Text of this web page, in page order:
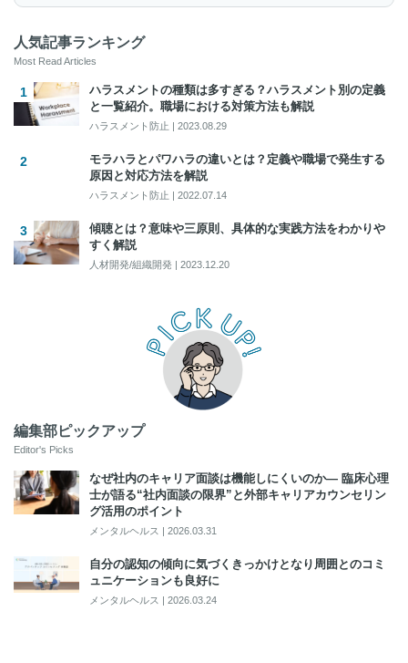
人気記事ランキング
Most Read Articles
ハラスメントの種類は多すぎる？ハラスメント別の定義
と一覧紹介。職場における対策方法も解説
ハラスメント防止 2023.08.29
モラハラとパワハラの違いとは？定義や職場で発生する
原因と対応方法を解説
ハラスメント防止 2022.07.14
傾聴とは？意味や三原則、具体的な実践方法をわかりや
すく解説
人材開発/組織開発 2023.12.20
編集部ピックアップ
Editor's Picks
なぜ社内のキャリア面談は機能しにくいのか― 臨床心理
士が語る“社内面談の限界”と外部キャリアカウンセリン
グ活用のポイント
メンタルヘルス | 2026.03.31
自分の認知の傾向に気づくきっかけとなり周囲とのコミ
ュニケーションも良好に
メンタルヘルス | 2026.03.24